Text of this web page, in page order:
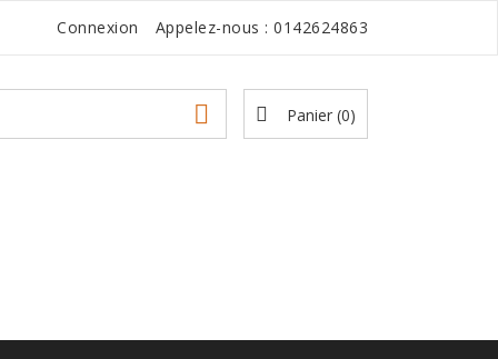
Connexion Appelez-nous : 0142624863
Panier (0)
